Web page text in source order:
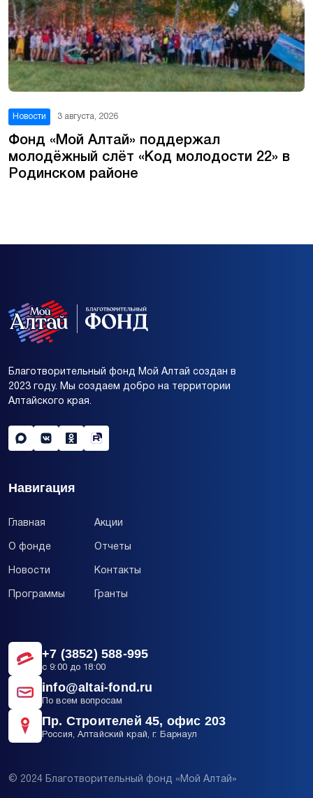
Новости 3 августа, 2026
Фонд «Мой Алтай» поддержал
молодёжный слёт «Код молодости 22» в
Родинском районе
Благотворительный фонд Мой Алтай создан в
2023 году. Мы создаем добро на территории
Алтайского края.
Навигация
Главная
О фонде
Новости
Программы
Акции
Отчеты
Контакты
Гранты
+7 (3852) 588-995
c 9:00 до 18:00
info@altai-fond.ru
По всем вопросам
Пр. Строителей 45, офис 203
Россия, Алтайский край, г. Барнаул
© 2024 Благотворительный фонд «Мой Алтай»